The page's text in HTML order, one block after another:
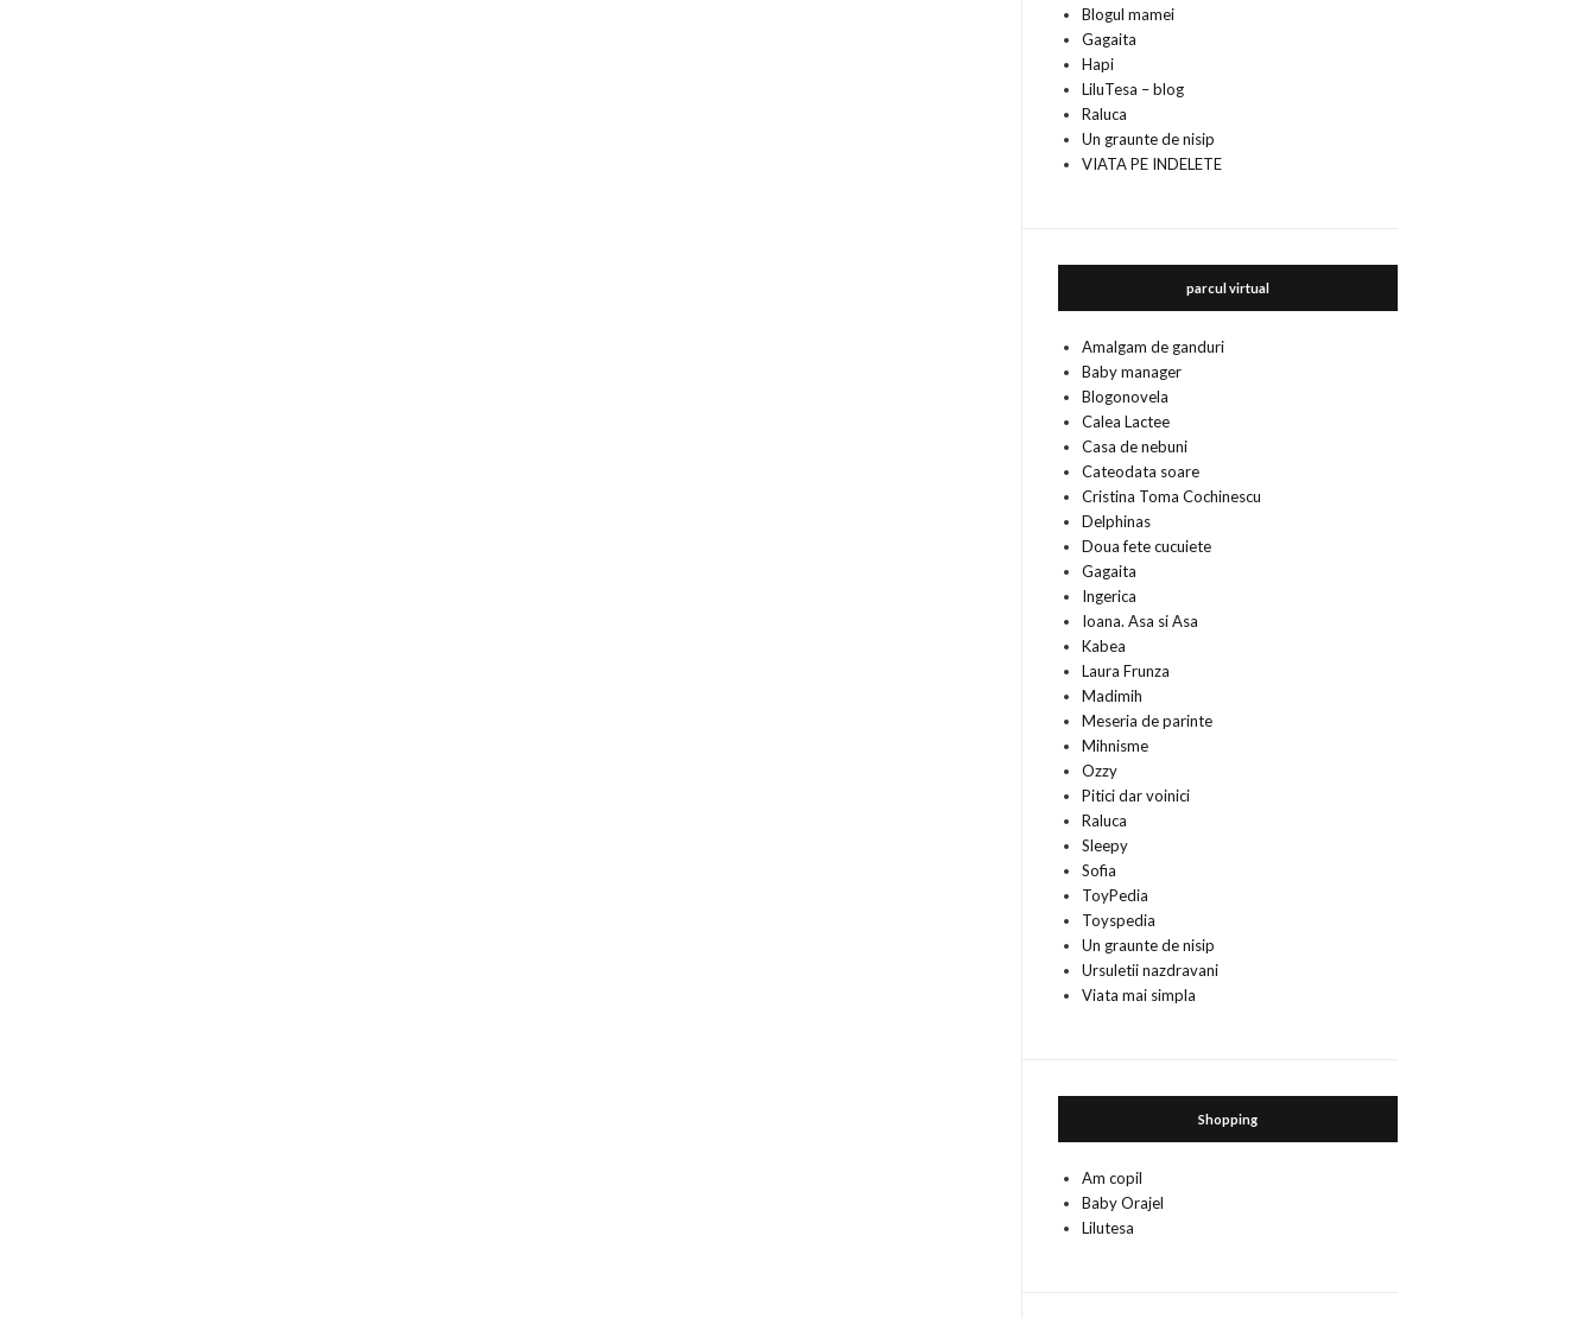
Blogul mamei
Gagaita
Hapi
LiluTesa – blog
Raluca
Un graunte de nisip
VIATA PE INDELETE
parcul virtual
Amalgam de ganduri
Baby manager
Blogonovela
Calea Lactee
Casa de nebuni
Cateodata soare
Cristina Toma Cochinescu
Delphinas
Doua fete cucuiete
Gagaita
Ingerica
Ioana. Asa si Asa
Kabea
Laura Frunza
Madimih
Meseria de parinte
Mihnisme
Ozzy
Pitici dar voinici
Raluca
Sleepy
Sofia
ToyPedia
Toyspedia
Un graunte de nisip
Ursuletii nazdravani
Viata mai simpla
Shopping
Am copil
Baby Orajel
Lilutesa